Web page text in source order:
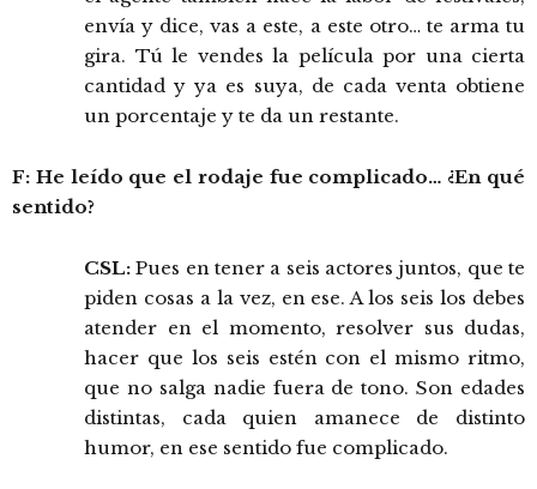
envía y dice, vas a este, a este otro… te arma tu
gira. Tú le vendes la película por una cierta
cantidad y ya es suya, de cada venta obtiene
un porcentaje y te da un restante.
F: He leído que el rodaje fue complicado… ¿En qué
sentido?
CSL: Pues en tener a seis actores juntos, que te
piden cosas a la vez, en ese. A los seis los debes
atender en el momento, resolver sus dudas,
hacer que los seis estén con el mismo ritmo,
que no salga nadie fuera de tono. Son edades
distintas, cada quien amanece de distinto
humor, en ese sentido fue complicado.